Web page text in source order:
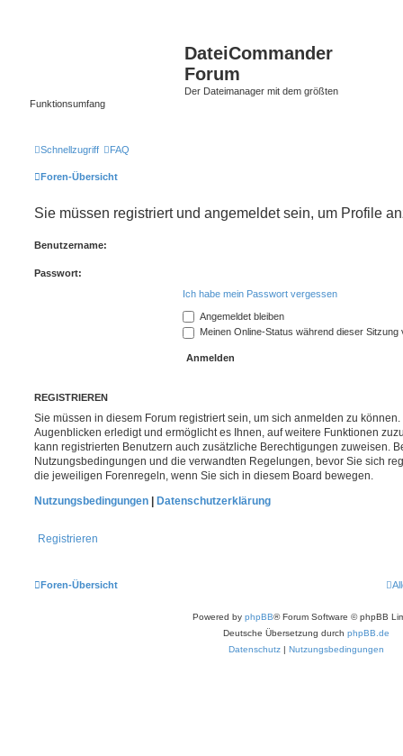
DateiCommander
Forum
Der Dateimanager mit dem größten
Funktionsumfang
Schnellzugriff FAQ
Foren-Übersicht
Sie müssen registriert und angemeldet sein, um Profile
Benutzername:
Passwort:
Ich habe mein Passwort vergessen
Angemeldet bleiben
Meinen Online-Status während dieser Sitzung
REGISTRIEREN
Sie müssen in diesem Forum registriert sein, um sich anmelden zu
Augenblicken erledigt und ermöglicht es Ihnen, auf weitere Funktionen
kann registrierten Benutzern auch zusätzliche Berechtigungen zuweisen.
Nutzungsbedingungen und die verwandten Regelungen, bevor Sie sich
die jeweiligen Forenregeln, wenn Sie sich in diesem Board bewegen.
Nutzungsbedingungen
Datenschutzerklärung
Registrieren
Foren-Übersicht
Powered by phpBB® Forum Software © phpBB
Deutsche Übersetzung durch phpBB.de
Datenschutz | Nutzungsbedingungen